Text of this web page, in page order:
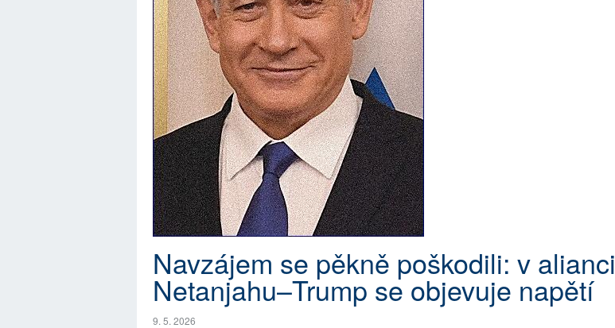
Navzájem se pěkně poškodili: v alianci
Netanjahu–Trump se objevuje napětí
9. 5. 2026